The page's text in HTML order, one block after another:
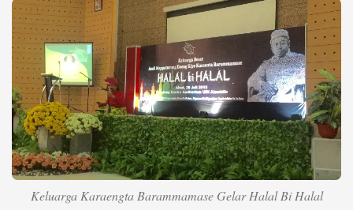
Hukum
Sport
Life Style
Profil
Opini
Keluarga Karaengta Barammamase Gelar Halal Bi Halal